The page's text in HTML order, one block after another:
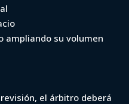
ampliando su volumen
el árbitro deberá